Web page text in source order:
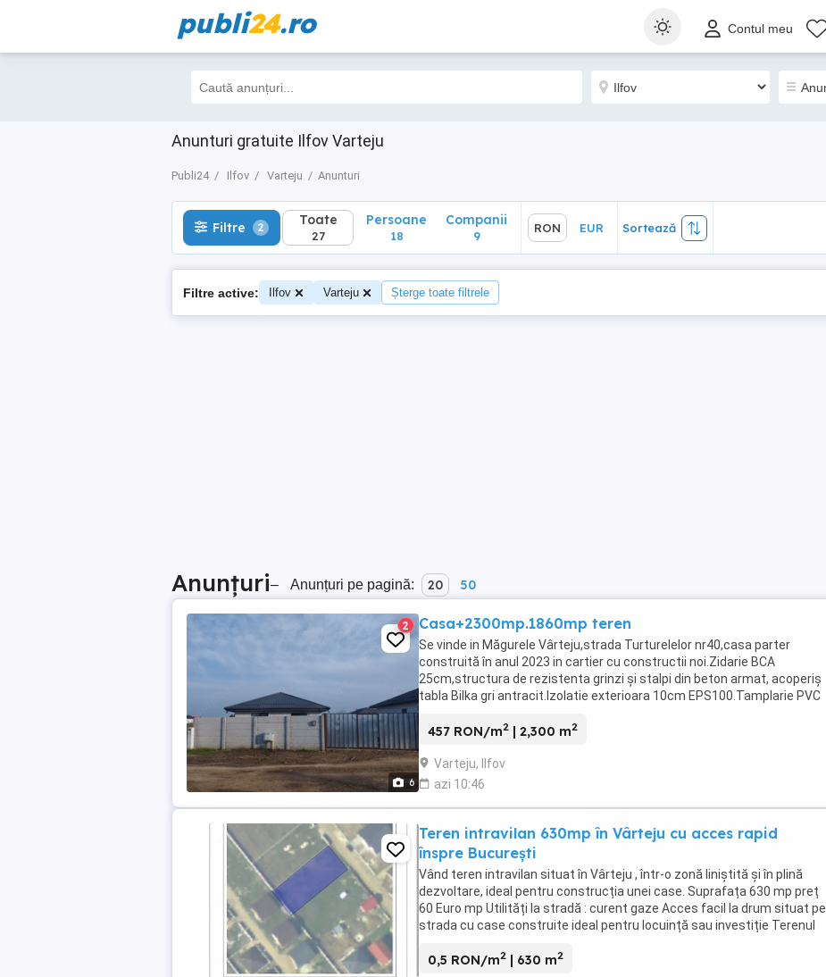
publi24.ro Contul meu
Anunturi gratuite Ilfov Varteju
Publi24 Ilfov Varteju Anunturi
Filtre 2 Toate
27
Sortează
Filtre 2 Toate
27
Persoane
18
Companii
9
RON EUR Sortează
Filtre active: Ilfov Varteju Șterge toate filtrele
Anunțuri– Anunțuri pe pagină: 20 50
6
2 Casa+2300mp.1860mp teren
Se vinde in Măgurele Vârteju,strada Turturelelor nr40,casa parter
construită în anul 2023 in cartier cu constructii noi.Zidarie BCA
25cm,structura de rezistenta grinzi și stalpi din beton armat, acoperiș
tabla Bilka gri antracit.Izolatie exterioara 10cm EPS100.Tamplarie PVC
457 RON/m2 | 2,300 m2
Varteju, Ilfov
azi 10:46
Teren intravilan 630mp în Vârteju cu acces rapid
înspre București
Vând teren intravilan situat în Vârteju , într-o zonă liniștită și în plină
dezvoltare, ideal pentru construcția unei case. Suprafața 630 mp preț
60 Euro mp Utilități la stradă : curent gaze Acces facil la drum situat pe
strada cu case construite ideal pentru locuință sau investiție Terenul
0,5 RON/m2 | 630 m2